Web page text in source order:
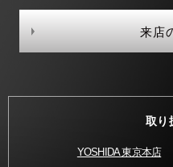
来店
取り
YOSHIDA 東京本店